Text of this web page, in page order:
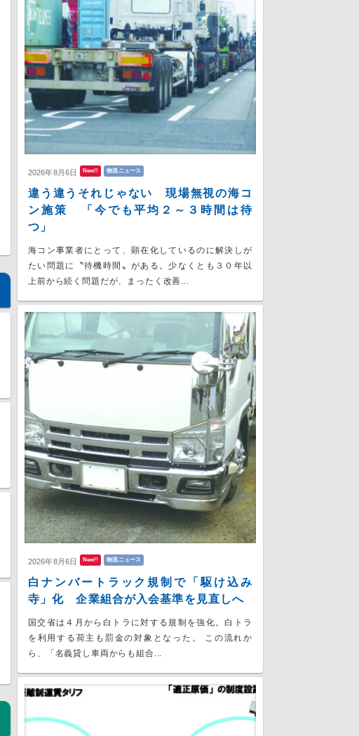
2026年8月6日 New!! 物流ニュース
違う違うそれじゃない 現場無視の海コ
ン施策 「今でも平均２～３時間は待
つ」
海コン事業者にとって、顕在化しているのに解決しが
たい問題に〝待機時間〟がある。少なくとも３０年以
上前から続く問題だが、まったく改善...
2026年8月6日 New!! 物流ニュース
白ナンバートラック規制で「駆け込み
寺」化 企業組合が入会基準を見直しへ
国交省は４月から白トラに対する規制を強化。白トラ
を利用する荷主も罰金の対象となった。 この流れか
ら、「名義貸し車両からも組合...